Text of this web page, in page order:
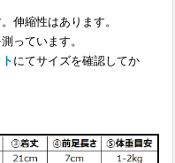
伸縮性はあります。
っています。
にてサイズを確認してか